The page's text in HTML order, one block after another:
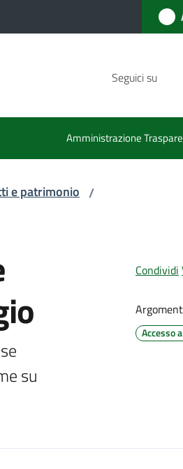
Seguici su
Amministrazione
e patrimonio /
su
Condividi
Accesso